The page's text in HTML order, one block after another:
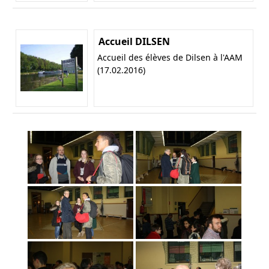
Accueil DILSEN
Accueil des élèves de Dilsen à l'AAM
(17.02.2016)